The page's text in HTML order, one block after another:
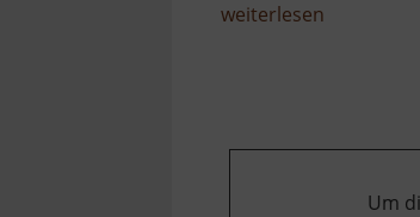
weiterlesen
Um